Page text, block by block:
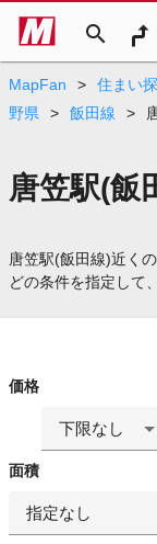
search
MapFan > 住まい
野県
> 飯田線 >
唐笠駅(飯
唐笠駅(飯田線)近く
どの条件を指定して
価格
下限なし
面積
指定なし